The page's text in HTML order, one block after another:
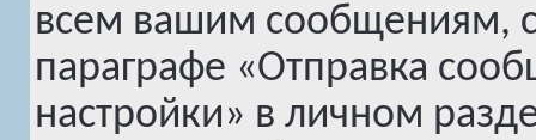
всем вашим сообщениям,
параграфе «Отправка
настройки» в личном